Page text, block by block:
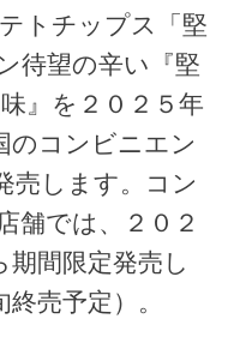
トチップス「堅
待望の辛い『堅
』を２０２５年
のコンビニエン
売します。コン
舗では、２０２
期間限定発売し
売予定）。